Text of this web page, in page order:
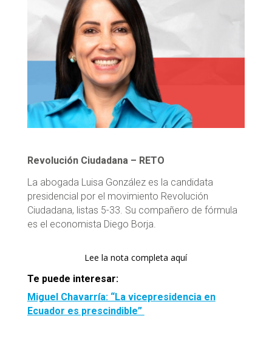
Revolución Ciudadana – RETO
La abogada Luisa González es la candidata
presidencial por el movimiento Revolución
Ciudadana, listas 5-33. Su compañero de fórmula
es el economista Diego Borja.
Lee la nota completa aquí
Te puede interesar:
Miguel Chavarría: “La vicepresidencia en
Ecuador es prescindible”